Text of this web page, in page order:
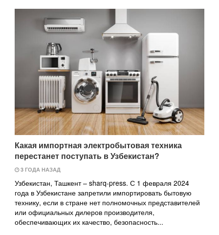
Какая импортная электробытовая техника
перестанет поступать в Узбекистан?
3 ГОДА НАЗАД
Узбекистан, Ташкент – sharq-press. С 1 февраля 2024
года в Узбекистане запретили импортировать бытовую
технику, если в стране нет полномочных представителей
или официальных дилеров производителя,
обеспечивающих их качество, безопасность...